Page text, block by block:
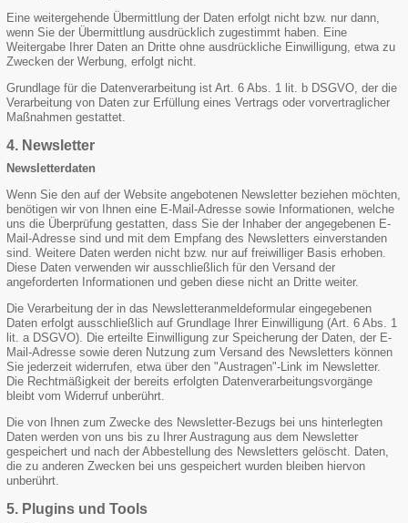
Eine weitergehende Übermittlung der Daten erfolgt nicht bzw. nur dann,
wenn Sie der Übermittlung ausdrücklich zugestimmt haben. Eine
Weitergabe Ihrer Daten an Dritte ohne ausdrückliche Einwilligung, etwa zu
Zwecken der Werbung, erfolgt nicht.
Grundlage für die Datenverarbeitung ist Art. 6 Abs. 1 lit. b DSGVO, der die
Verarbeitung von Daten zur Erfüllung eines Vertrags oder vorvertraglicher
Maßnahmen gestattet.
4. Newsletter
Newsletterdaten
Wenn Sie den auf der Website angebotenen Newsletter beziehen möchten,
benötigen wir von Ihnen eine E-Mail-Adresse sowie Informationen, welche
uns die Überprüfung gestatten, dass Sie der Inhaber der angegebenen E-
Mail-Adresse sind und mit dem Empfang des Newsletters einverstanden
sind. Weitere Daten werden nicht bzw. nur auf freiwilliger Basis erhoben.
Diese Daten verwenden wir ausschließlich für den Versand der
angeforderten Informationen und geben diese nicht an Dritte weiter.
Die Verarbeitung der in das Newsletteranmeldeformular eingegebenen
Daten erfolgt ausschließlich auf Grundlage Ihrer Einwilligung (Art. 6 Abs. 1
lit. a DSGVO). Die erteilte Einwilligung zur Speicherung der Daten, der E-
Mail-Adresse sowie deren Nutzung zum Versand des Newsletters können
Sie jederzeit widerrufen, etwa über den "Austragen"-Link im Newsletter.
Die Rechtmäßigkeit der bereits erfolgten Datenverarbeitungsvorgänge
bleibt vom Widerruf unberührt.
Die von Ihnen zum Zwecke des Newsletter-Bezugs bei uns hinterlegten
Daten werden von uns bis zu Ihrer Austragung aus dem Newsletter
gespeichert und nach der Abbestellung des Newsletters gelöscht. Daten,
die zu anderen Zwecken bei uns gespeichert wurden bleiben hiervon
unberührt.
5. Plugins und Tools